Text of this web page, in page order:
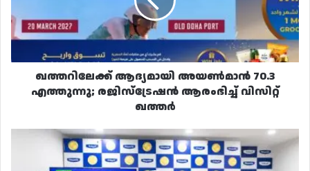
രജിസ്‌ട്രേഷൻ
ആരംഭിച്ച്
ഖത്തർ
ഖത്തറിലേക്ക് ആദ്യമായി അയൺമാൻ 70.3
എത്തുന്നു; രജിസ്‌ട്രേഷൻ ആരംഭിച്ച് വിസിറ്റ്
ഖത്തർ
വളണ്ടിയേഴ്‌സ്
മെമ്പർഷിപ്പ്